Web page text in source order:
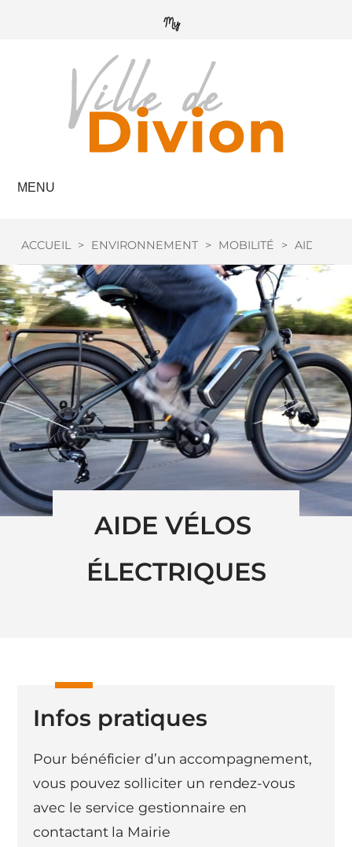
MENU
ACCUEIL > ENVIRONNEMENT > MOBILITÉ > AIDE
AIDE VÉLOS
ÉLECTRIQUES
Infos pratiques
Pour bénéficier d’un accompagnement,
vous pouvez solliciter un rendez-vous
avec le service gestionnaire en
contactant la Mairie